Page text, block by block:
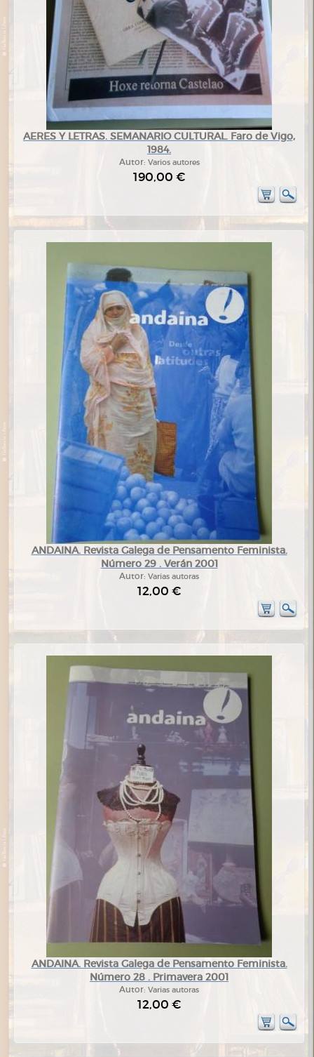
AERES Y LETRAS. SEMANARIO CULTURAL. Faro de Vigo,
1984.
Autor: Varios autores
190,00 €
ANDAINA. Revista Galega de Pensamento Feminista.
Número 29 . Verán 2001
Autor: Varias autoras
12,00 €
ANDAINA. Revista Galega de Pensamento Feminista.
Número 28 . Primavera 2001
Autor: Varias autoras
12,00 €